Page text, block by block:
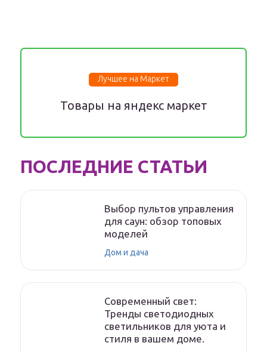
Лучшее на Маркет
Товары на яндекс маркет
ПОСЛЕДНИЕ СТАТЬИ
Выбор пультов управления
для саун: обзор топовых
моделей
Дом и дача
Современный свет:
Тренды светодиодных
светильников для уюта и
стиля в вашем доме.